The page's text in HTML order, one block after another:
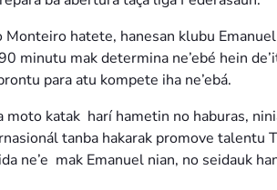
hatete, hanesan klubu
minutu mak determina ne’ebé hein
para atu kompete iha ne’ebá.
katak harí hametin no haburas,
tanba hakarak promove talentu
ne’e mak Emanuel nian, no seidauk